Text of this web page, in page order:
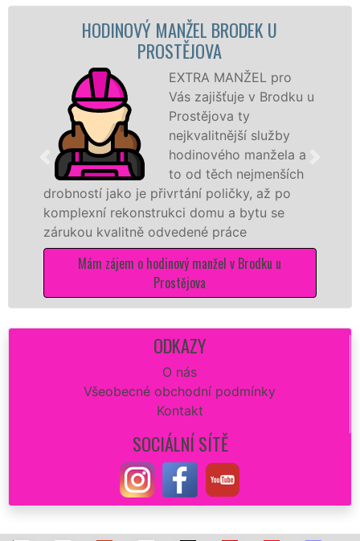
HODINOVÝ MANŽEL BRODEK U
PROSTĚJOVA
EXTRA MANŽEL pro
Vás zajišťuje v Brodku u
Prostějova ty
nejkvalitnější služby
hodinového manžela a
to od těch nejmenších
jako je přivrtání poličky, až po
rekonstrukci domu a bytu se
kvalitně odvedené práce
Mám zájem o hodinový manžel v Brodku u
ODKAZY
O nás
Všeobecné obchodní podmínky
Kontakt
SOCIÁLNÍ SÍTĚ